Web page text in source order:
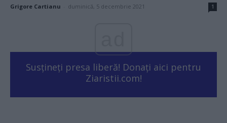
Grigore Cartianu duminică, 5 decembrie 2021 1
Susțineți presa liberă! Donați aici pentru
Ziaristii.com!